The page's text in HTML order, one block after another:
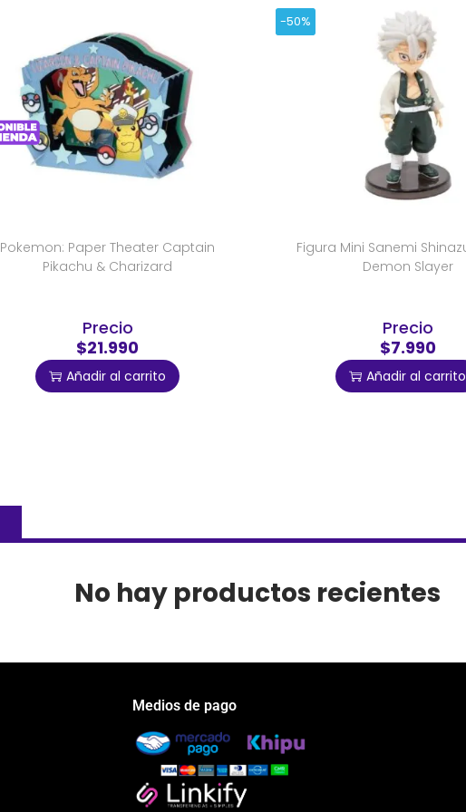
Pokemon: Paper Theater Captain
Pikachu & Charizard
Precio
$21.990
Añadir al carrito
-50%
Figura Mini Sanemi
Demon Slayer
Precio
$7.990
Añadir al carrito
No hay productos recientes
Medios de pago